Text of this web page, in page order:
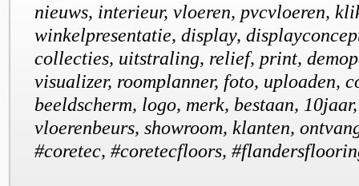
nieuws, interieur, vloeren, pvcvloeren,
winkelpresentatie, display,
collecties, uitstraling, relief, print,
visualizer, roomplanner, foto, uploaden,
beeldscherm, logo, merk, bestaan,
vloerenbeurs, showroom, klanten,
#coretec, #coretecfloors,